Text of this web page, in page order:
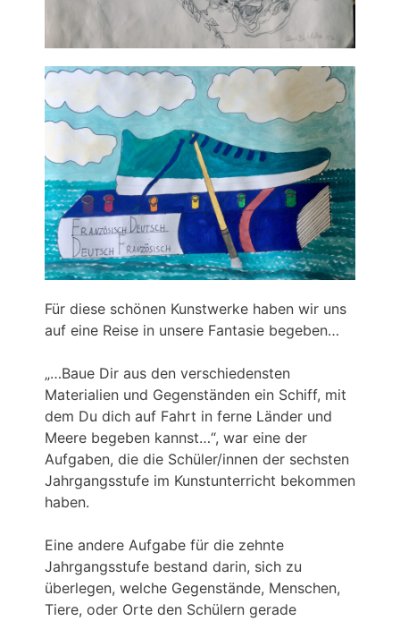
Für diese schönen Kunstwerke haben wir uns
auf eine Reise in unsere Fantasie begeben…
„…Baue Dir aus den verschiedensten
Materialien und Gegenständen ein Schiff, mit
dem Du dich auf Fahrt in ferne Länder und
Meere begeben kannst…“, war eine der
Aufgaben, die die Schüler/innen der sechsten
Jahrgangsstufe im Kunstunterricht bekommen
haben.
Eine andere Aufgabe für die zehnte
Jahrgangsstufe bestand darin, sich zu
überlegen, welche Gegenstände, Menschen,
Tiere, oder Orte den Schülern gerade